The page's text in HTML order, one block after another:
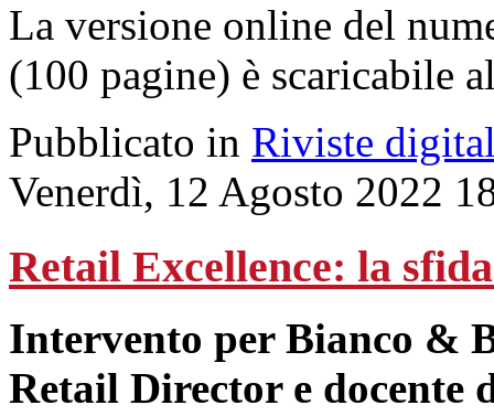
La versione online del
(100 pagine) è scaricabile
Pubblicato in Riviste
Venerdì, 12 Agosto 2022
Retail Excellence: la
Intervento per Bianco &
Retail Director e docente